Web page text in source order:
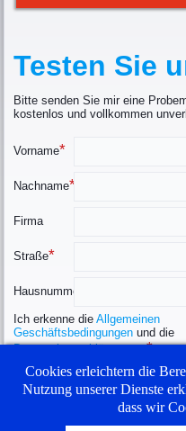
Testen Sie
Bitte senden Sie mir eine
kostenlos und vollkommen
Vorname*
Nachname*
Firma
Straße*
Hausnummer
Ich erkenne dieAllgemeinen
Geschäftsbedingungen und die
Datenschutzerklärungan.*
Cookies erleichtern die
Nutzung unserer Dienste
dass wir